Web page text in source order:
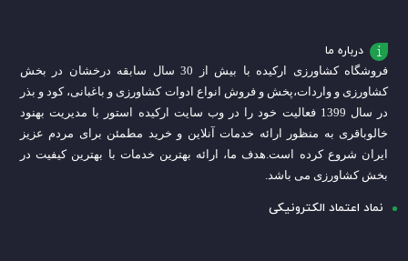
درباره ما
فروشگاه کشاورزی ارکیده با بیش از 30 سال سابقه درخشان در بخش
کشاورزی و واردات،پخش و فروش انواع ادوات کشاورزی و باغبانی، کود و بذر
در سال 1399 فعالیت خود را در وب سایت ارکیده استور با مدیریت بهنود
خالوباقری به منظور ارائه خدمات آنلاین و خرید مطمئن برای مردم عزیز
ایران شروع کرده است.هدف ما، ارائه بهترین خدمات با بهترین کیفیت در
بخش کشاورزی می باشد.
نماد اعتماد الکترونیکی